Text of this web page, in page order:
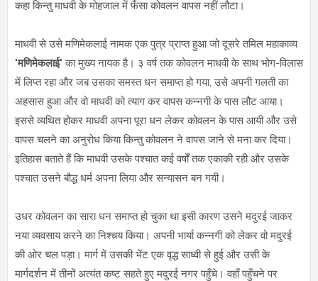
कहा किन्तु माधवी के मोहजाल में फँसा कोवलन वापस नहीं लौटा।
माधवी से उसे मणिमेकलाई नामक एक पुत्र प्राप्त हुआ जो दूसरे तमिल महाकाव्य
"मणिमेकलाई" का मुख्य नायक है। ३ वर्ष तक कोवलन माधवी के साथ भोग-विलास
में लिप्त रहा और जब उसका समस्त धन समाप्त हो गया, उसे अपनी गलती का
अहसास हुआ और वो माधवी को त्याग कर वापस कन्नगी के पास लौट आया।
इससे व्यथित होकर माधवी अपना पूरा धन लेकर कोवलन के पास आयी और उसे
वापस चलने का अनुरोध किया किन्तु कोवलन ने वापस जाने से मना कर दिया।
इतिहास बताते हैं कि माधवी उसके पश्चात कई वर्षों तक एकाकी रही और उसके
पश्चात उसने बौद्ध धर्म अपना लिया और सन्यासन बन गयी।
उधर कोवलन का सारा धन समाप्त हो चुका था इसी कारण उसने मदुरई जाकर
नया व्यवसाय करने का निश्चय किया। अपनी भार्या कन्नगी को लेकर वो मदुरई
की ओर चल पड़ा। मार्ग में उसकी भेंट एक वृद्ध साध्वी से हुई और उसी के
मार्गदर्शन में तीनों अत्यंत कष्ट सहते हुए मदुरई नगर पहुँचे। वहाँ पहुँचने पर